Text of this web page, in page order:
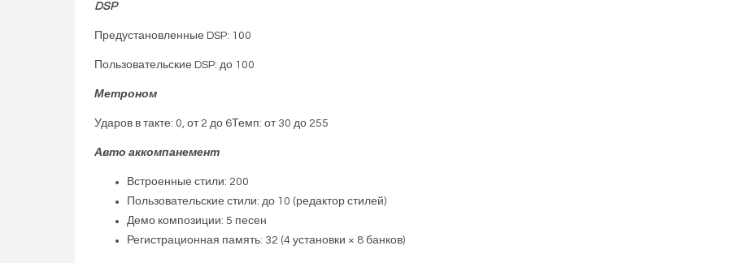
DSP
Предустановленные DSP: 100
Пользовательские DSP: до 100
Метроном
Ударов в такте: 0, от 2 до 6Темп: от 30 до 255
Авто аккомпанемент
Встроенные стили: 200
Пользовательские стили: до 10 (редактор стилей)
Демо композиции: 5 песен
Регистрационная память: 32 (4 установки × 8 банков)